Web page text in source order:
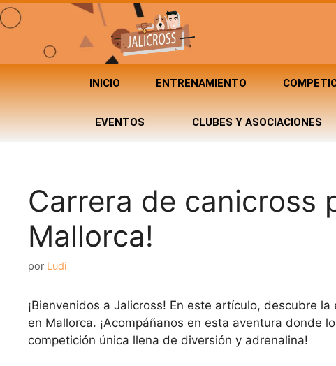
INICIO ENTRENAMIENTO
EVENTOS CLUBES Y ASOCIACIONES
Carrera de canicross
Mallorca!
por Ludi
¡Bienvenidos a Jalicross! En este artículo, descubre
en Mallorca. ¡Acompáñanos en esta aventura donde
competición única llena de diversión y adrenalina!